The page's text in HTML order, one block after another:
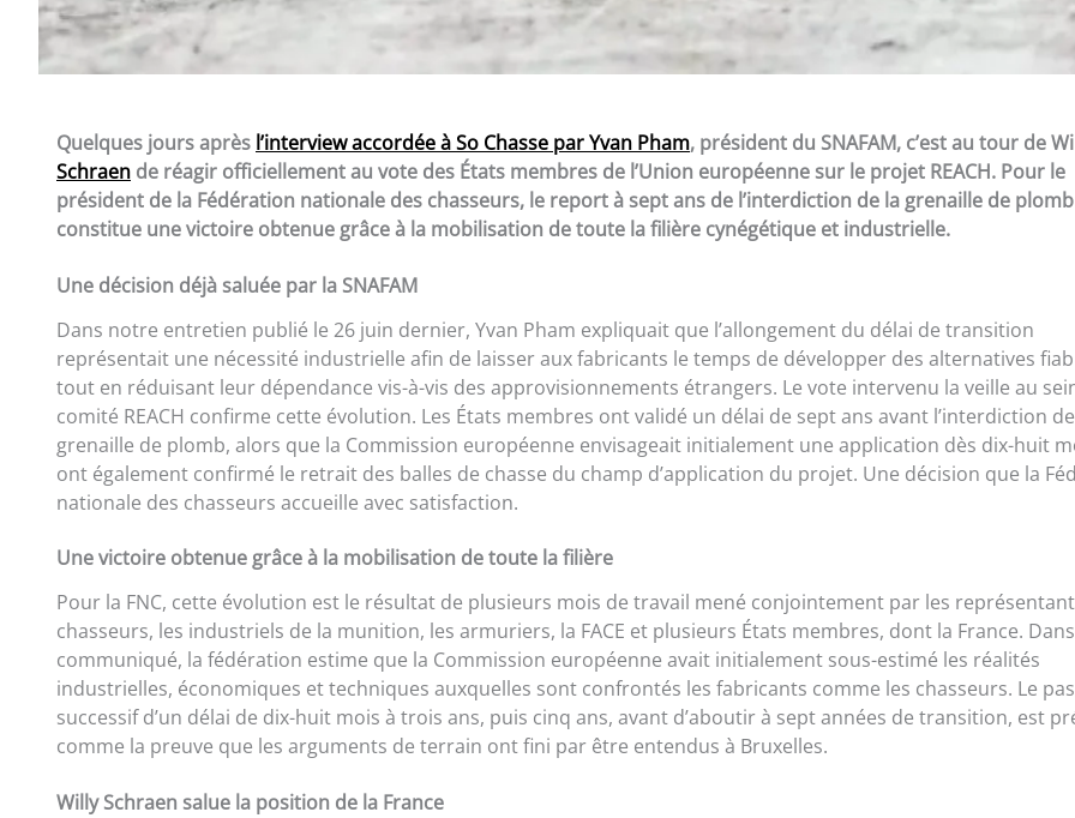
Quelques jours après l’interview accordée à So Chasse par Yvan Pham, président du SNAFAM, c’est au tour de
Schraen de réagir officiellement au vote des États membres de l’Union européenne sur le projet REACH. Pour le
président de la Fédération nationale des chasseurs, le report à sept ans de l’interdiction de la grenaille de plomb
constitue une victoire obtenue grâce à la mobilisation de toute la filière cynégétique et industrielle.
Une décision déjà saluée par la SNAFAM
Dans notre entretien publié le 26 juin dernier, Yvan Pham expliquait que l’allongement du délai de transition
représentait une nécessité industrielle afin de laisser aux fabricants le temps de développer des alternatives
tout en réduisant leur dépendance vis-à-vis des approvisionnements étrangers. Le vote intervenu la veille au
comité REACH confirme cette évolution. Les États membres ont validé un délai de sept ans avant l’interdiction
grenaille de plomb, alors que la Commission européenne envisageait initialement une application dès dix-huit
ont également confirmé le retrait des balles de chasse du champ d’application du projet. Une décision que la
nationale des chasseurs accueille avec satisfaction.
Une victoire obtenue grâce à la mobilisation de toute la filière
Pour la FNC, cette évolution est le résultat de plusieurs mois de travail mené conjointement par les
chasseurs, les industriels de la munition, les armuriers, la FACE et plusieurs États membres, dont la France.
communiqué, la fédération estime que la Commission européenne avait initialement sous-estimé les réalités
industrielles, économiques et techniques auxquelles sont confrontés les fabricants comme les chasseurs. Le
successif d’un délai de dix-huit mois à trois ans, puis cinq ans, avant d’aboutir à sept années de transition, est
comme la preuve que les arguments de terrain ont fini par être entendus à Bruxelles.
Willy Schraen salue la position de la France